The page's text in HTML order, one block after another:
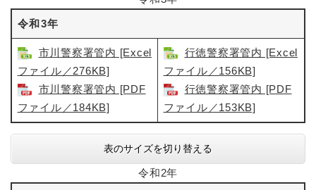
令和3年
市川警察署管内 [Excel
ファイル／276KB]
市川警察署管内​ [PDF
ファイル／184KB]
行徳警察署管内 [Excel
ファイル／156KB]
行徳警察署管内​ [PDF
ファイル／153KB]
表のサイズを切り替える
令和2年